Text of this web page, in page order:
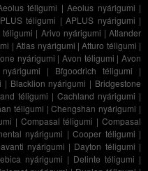
téligumi |Aeolus nyárigumi |
téligumi |APLUS nyárigumi |
téligumi | Arivo nyárigumi |Atlander
|Atlas nyárigumi |Atturo téligumi |
nyárigumi |Avon téligumi |Avon
| Bfgoodrich téligumi |
| Blacklion nyárigumi | Bridgestone
téligumi | Cachland nyárigumi |
téligumi |Chengshan nyárigumi |
| Compasal téligumi |Compasal
nyárigumi | Cooper téligumi |
nyárigumi | Dayton téligumi |
nyárigumi | Delinte téligumi |